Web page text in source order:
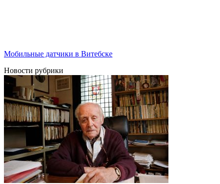
Мобильные датчики в Витебске
Новости рубрики